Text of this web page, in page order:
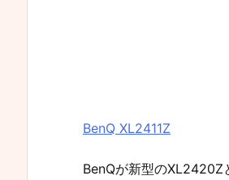
BenQ XL2411Z
BenQが新型のXL2420Z